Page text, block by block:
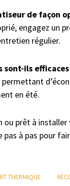
de façon
engagez un
régulier.
sont-ils efficaces
en été.
ou prêt à
pas à pas pour
THERMIQUE